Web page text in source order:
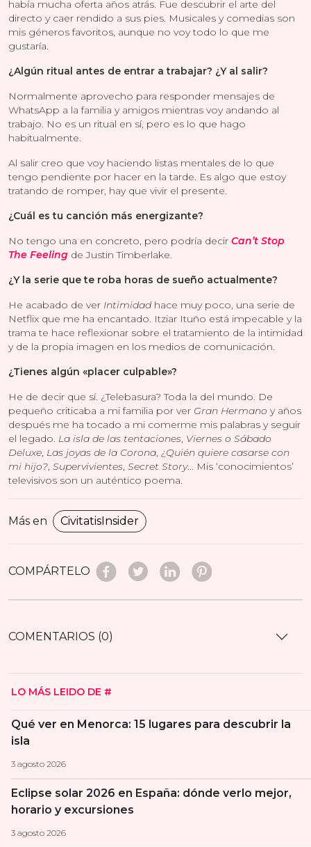
había mucha oferta años atrás. Fue descubrir el arte del
directo y caer rendido a sus pies. Musicales y comedias son
mis géneros favoritos, aunque no voy todo lo que me
gustaría.
¿Algún ritual antes de entrar a trabajar? ¿Y al salir?
Normalmente aprovecho para responder mensajes de
WhatsApp a la familia y amigos mientras voy andando al
trabajo. No es un ritual en sí, pero es lo que hago
habitualmente.
Al salir creo que voy haciendo listas mentales de lo que
tengo pendiente por hacer en la tarde. Es algo que estoy
tratando de romper, hay que vivir el presente.
¿Cuál es tu canción más energizante?
No tengo una en concreto, pero podría decir Can’t Stop
The Feeling de Justin Timberlake.
¿Y la serie que te roba horas de sueño actualmente?
He acabado de ver Intimidadhace muy poco, una serie de
Netflix que me ha encantado. Itziar Ituño está impecable y la
trama te hace reflexionar sobre el tratamiento de la intimidad
y de la propia imagen en los medios de comunicación.
¿Tienes algún «placer culpable»?
He de decir que sí. ¿Telebasura? Toda la del mundo. De
pequeño criticaba a mi familia por ver Gran Hermano y años
después me ha tocado a mi comerme mis palabras y seguir
el legado. La isla de las tentaciones, Viernes o Sábado
Deluxe, Las joyas de la Corona, ¿Quién quiere casarse con
mi hijo?, Supervivientes, Secret Story… Mis ‘conocimientos’
televisivos son un auténtico poema.
Más en CivitatisInsider
COMPÁRTELO
COMENTARIOS (0)
LO MÁS LEIDO DE #
Qué ver en Menorca: 15 lugares para descubrir la
isla
3 agosto 2026
Eclipse solar 2026 en España: dónde verlo mejor,
horario y excursiones
3 agosto 2026